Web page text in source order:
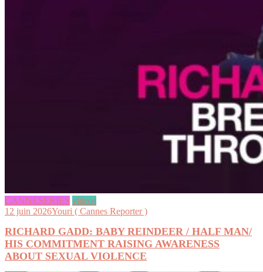
CANNESERIES videos
12 juin 2026Youri ( Cannes Reporter )
RICHARD GADD: BABY REINDEER / HALF MAN/
HIS COMMITMENT RAISING AWARENESS
ABOUT SEXUAL VIOLENCE